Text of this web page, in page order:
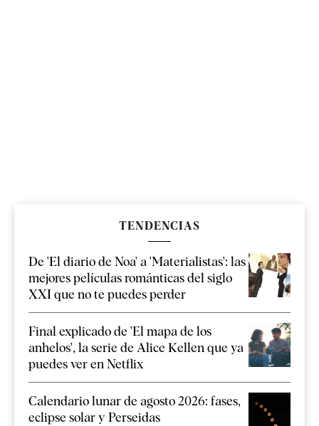
TENDENCIAS
De 'El diario de Noa' a 'Materialistas': las
mejores películas románticas del siglo
XXI que no te puedes perder
Final explicado de 'El mapa de los
anhelos', la serie de Alice Kellen que ya
puedes ver en Netflix
Calendario lunar de agosto 2026: fases,
eclipse solar y Perseidas